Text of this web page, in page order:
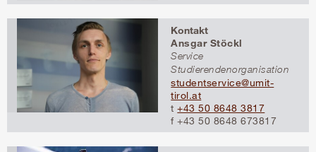
Kontakt
Ansgar Stöckl
Service
Studierendenorganisation
studentservice@umit-
tirol.at
t+43 50 8648 3817
f +43 50 8648 673817